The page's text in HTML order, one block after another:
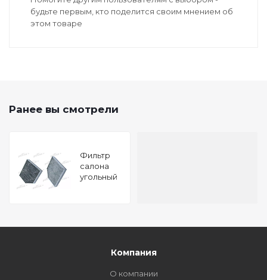
будьте первым, кто поделится своим мнением об
этом товаре
Ранее вы смотрели
Фильтр
салона
угольный
Компания
О компании